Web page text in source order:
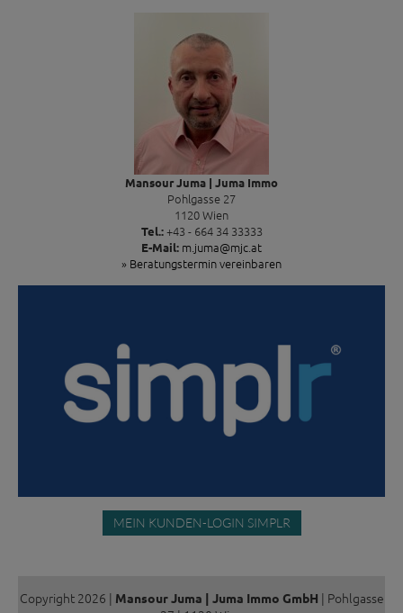
Mansour Juma | Juma Immo
Pohlgasse 27
1120 Wien
Tel.:+43 - 664 34 33333
E-Mail: m.juma@mjc.at
» Beratungstermin vereinbaren
MEIN KUNDEN-LOGIN SIMPLR
Copyright 2026 | Mansour Juma | Juma Immo GmbH | Pohlgasse